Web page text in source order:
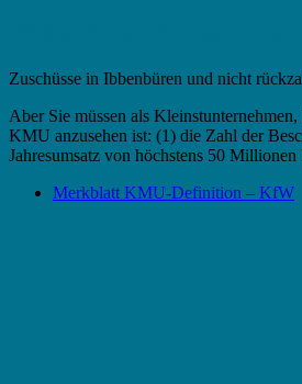
Zuschüsse in Ibbenbüren und nicht
Aber Sie müssen als
KMU anzusehen ist: (1) die Zahl der
Jahresumsatz von höchstens 50
Merkblatt KMU-Definition – KfW